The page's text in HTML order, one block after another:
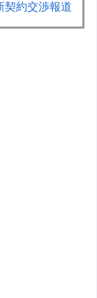
契約交渉報道